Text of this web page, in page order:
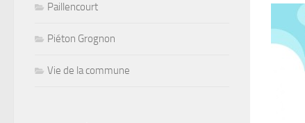
Paillencourt
Piéton Grognon
Vie de la commune